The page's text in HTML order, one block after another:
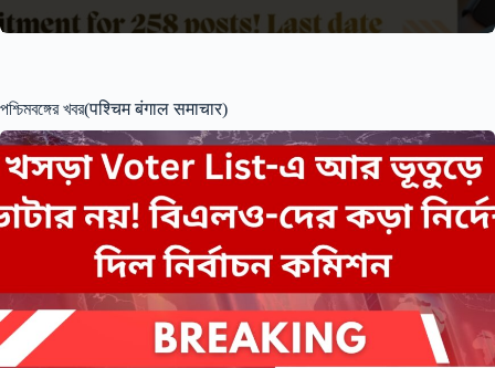
পশ্চিমবঙ্গের খবর(पश्चिम बंगाल समाचार)